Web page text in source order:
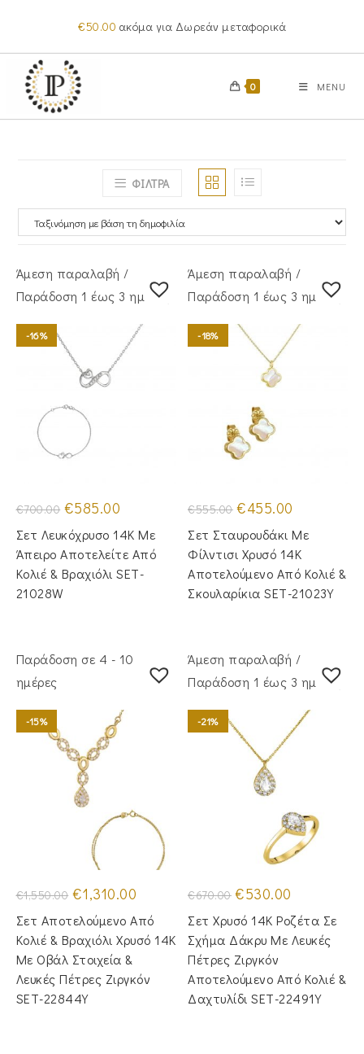
content
€50.00 ακόμα για Δωρεάν μεταφορικά
0 MENU
ΦΙΛΤΡΑ
Άμεση παραλαβή /
Παράδoση 1 έως 3 ημέρες
-16%
€700.00 Original
price
was:
€700.00.
€585.00
τιμή
είναι:
€585.00.
Σετ Λευκόχρυσο 14Κ Με
Άπειρο Αποτελείτε Από
Κολιέ & Βραχιόλι SET-
21028W
Άμεση παραλαβή /
Παράδoση 1 έως 3 ημέρες
-18%
€555.00 Original
price
€555.00.
€455.00
τιμή
είναι:
€455.00.
Σετ Σταυρουδάκι Με
Φίλντισι Χρυσό 14Κ
Αποτελούμενο Από Κολιέ &
Σκουλαρίκια SET-21023Y
Παράδοση σε 4 - 10
ημέρες
-15%
€1,550.00 Original
price
was:
€1,550.00.
€1,310.00
τιμή
είναι:
€1,310.00.
Σετ Αποτελούμενο Από
Κολιέ & Βραχιόλι Χρυσό 14Κ
Με Οβάλ Στοιχεία &
Λευκές Πέτρες Ζιργκόν
SET-22844Y
Άμεση παραλαβή /
Παράδoση 1 έως 3 ημέρες
-21%
€670.00 Original
price
was:
€670.00.
€530.00
τιμή
είναι:
€530.00.
Σετ Χρυσό 14Κ Ροζέτα Σε
Σχήμα Δάκρυ Με Λευκές
Πέτρες Ζιργκόν
Αποτελούμενο Από Κολιέ &
Δαχτυλίδι SET-22491Y